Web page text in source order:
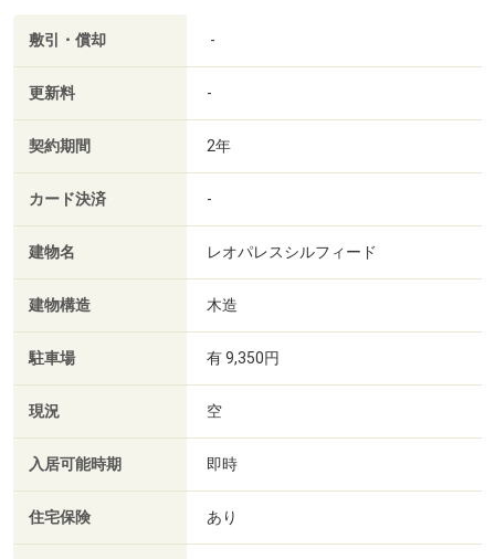
敷引・償却 -
更新料 -
契約期間 2年
カード決済 -
建物名 レオパレスシルフィード
建物構造 木造
駐車場 有 9,350円
現況 空
入居可能時期 即時
住宅保険 あり